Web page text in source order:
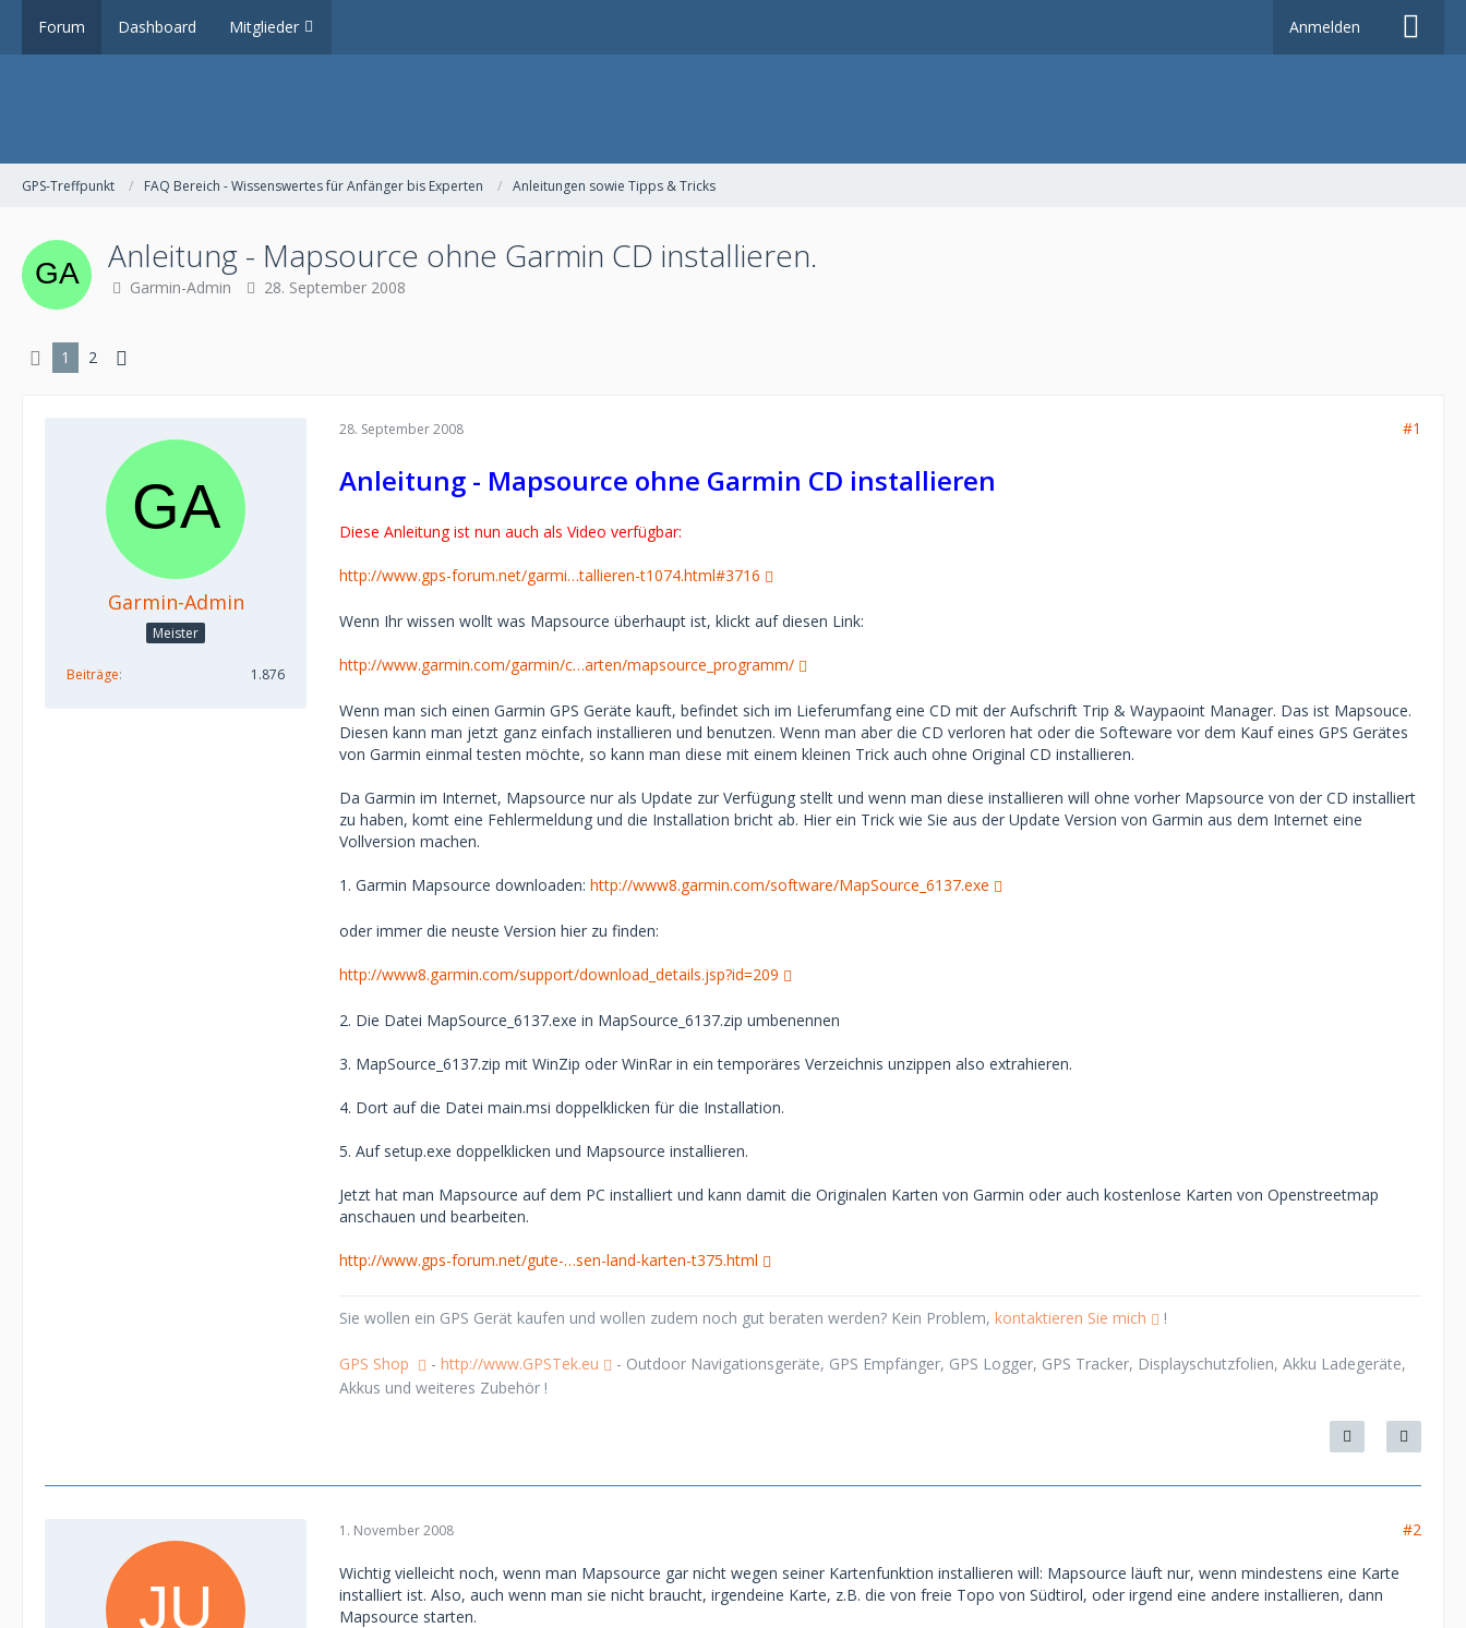
Forum Dashboard Mitglieder Anmelden
GPS-Treffpunkt FAQ Bereich - Wissenswertes für Anfänger bis Experten Anleitungen sowie Tipps & Tricks
Anleitung - Mapsource ohne Garmin CD installieren.
Garmin-Admin 28. September 2008
1 2
Garmin-Admin
Meister
Beiträge 1.876
28. September 2008 #1
Anleitung - Mapsource ohne Garmin CD installieren
Diese Anleitung ist nun auch als Video verfügbar:
http://www.gps-forum.net/garmi…tallieren-t1074.html#3716
Wenn Ihr wissen wollt was Mapsource überhaupt ist, klickt auf diesen Link:
http://www.garmin.com/garmin/c…arten/mapsource_programm/
Wenn man sich einen Garmin GPS Geräte kauft, befindet sich im Lieferumfang eine CD mit der Aufschrift Trip & Waypaoint Manager. Das ist Mapsouce.
Diesen kann man jetzt ganz einfach installieren und benutzen. Wenn man aber die CD verloren hat oder die Softeware vor dem Kauf eines GPS Gerätes
von Garmin einmal testen möchte, so kann man diese mit einem kleinen Trick auch ohne Original CD installieren.
Da Garmin im Internet, Mapsource nur als Update zur Verfügung stellt und wenn man diese installieren will ohne vorher Mapsource von der CD installiert
zu haben, komt eine Fehlermeldung und die Installation bricht ab. Hier ein Trick wie Sie aus der Update Version von Garmin aus dem Internet eine
Vollversion machen.
1. Garmin Mapsource downloaden: http://www8.garmin.com/software/MapSource_6137.exe
oder immer die neuste Version hier zu finden:
http://www8.garmin.com/support/download_details.jsp?id=209
2. Die Datei MapSource_6137.exe in MapSource_6137.zip umbenennen
3. MapSource_6137.zip mit WinZip oder WinRar in ein temporäres Verzeichnis unzippen also extrahieren.
4. Dort auf die Datei main.msi doppelklicken für die Installation.
5. Auf setup.exe doppelklicken und Mapsource installieren.
Jetzt hat man Mapsource auf dem PC installiert und kann damit die Originalen Karten von Garmin oder auch kostenlose Karten von Openstreetmap
anschauen und bearbeiten.
http://www.gps-forum.net/gute-…sen-land-karten-t375.html
Sie wollen ein GPS Gerät kaufen und wollen zudem noch gut beraten werden? Kein Problem, kontaktieren Sie mich !
GPS Shop - http://www.GPSTek.eu
- Outdoor Navigationsgeräte, GPS Empfänger, GPS Logger, GPS Tracker, Displayschutzfolien, Akku Ladegeräte,
Akkus und weiteres Zubehör !
1. November 2008 #2
Wichtig vielleicht noch, wenn man Mapsource gar nicht wegen seiner Kartenfunktion installieren will: Mapsource läuft nur, wenn mindestens eine Karte
installiert ist. Also, auch wenn man sie nicht braucht, irgendeine Karte, z.B. die von freie Topo von Südtirol, oder irgend eine andere installieren, dann
Mapsource starten.